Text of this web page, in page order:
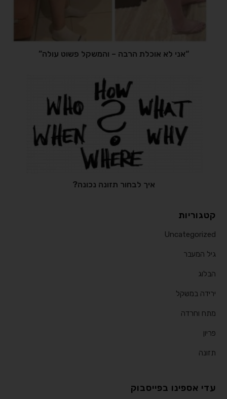
“אני לא אוכלת הרבה – והמשקל פשוט עולה”
איך לבחור תזונה נכונה?
קטגוריות
Uncategorized
גיל המעבר
הבלוג
ירידה במשקל
מתח וחרדה
פריון
תזונה
עדי אספינו בפייסבוק